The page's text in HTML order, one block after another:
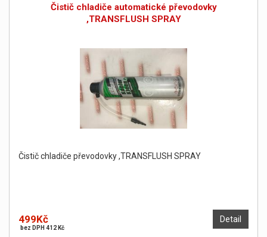
Čistič chladiče automatické převodovky
,TRANSFLUSH SPRAY
Čistič chladiče převodovky ,TRANSFLUSH SPRAY
Detail
499Kč
bez DPH 412 Kč